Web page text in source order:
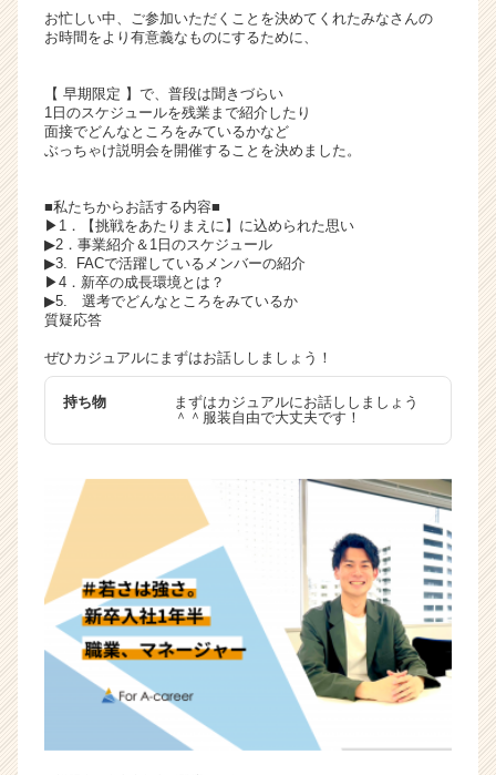
a
r
e
r）
お忙しい中、ご参加いただくことを決めてくれたみなさんの
お時間をより有意義なものにするために、
【 早期限定 】で、普段は聞きづらい
1日のスケジュールを残業まで紹介したり
面接でどんなところをみているかなど
ぶっちゃけ説明会を開催することを決めました。
■私たちからお話する内容■
▶︎1．【挑戦をあたりまえに】に込められた思い
▶︎2．事業紹介＆1日のスケジュール
▶︎3. FACで活躍しているメンバーの紹介
▶︎4．新卒の成長環境とは？
▶︎5. 選考でどんなところをみているか
質疑応答
ぜひカジュアルにまずはお話ししましょう！
持ち物
まずはカジュアルにお話ししましょう
＾＾服装自由で大丈夫です！